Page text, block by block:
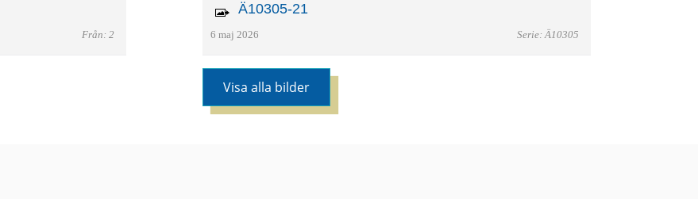
Från: 2
Ä10305-21
6 maj 2026 Serie: Ä10305
Visa alla bilder